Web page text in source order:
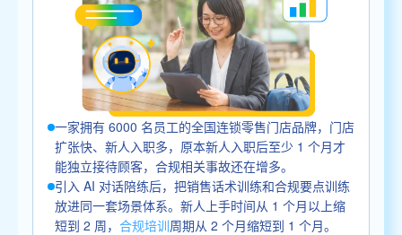
一家拥有 6000 名员工的全国连锁零售门店品牌，门店
扩张快、新人入职多，原本新人入职后至少 1 个月才
能独立接待顾客，合规相关事故还在增多。
引入 AI 对话陪练后，把销售话术训练和合规要点训练
放进同一套场景体系。新人上手时间从 1 个月以上缩
短到 2 周， 合规培训周期从 2 个月缩短到 1 个月。